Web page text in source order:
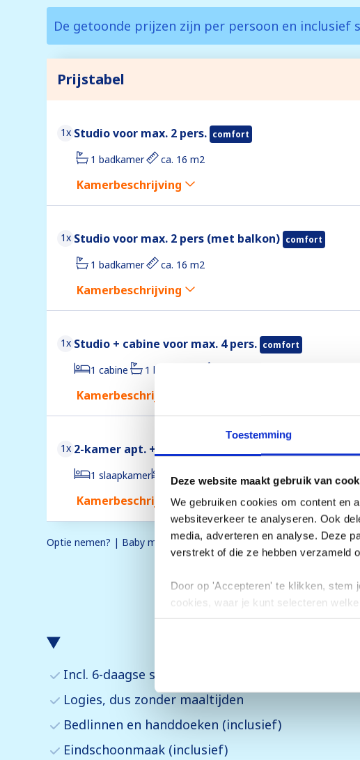
Toestemming
Deze website maakt gebruik van
We gebruiken cookies om content en
websiteverkeer te analyseren. Ook
media, adverteren en analyse. Deze
verstrekt of die ze hebben verzameld
Door op 'Accepteren' te klikken, stem
cookies, waar je kunt selecteren
De getoonde prijzen zijn per persoon en inclusief
Prijstabel
1x Studio voor max. 2 pers. comfort
1 badkamer ca. 16 m2
Kamerbeschrijving
1x Studio voor max. 2 pers (met balkon) comfort
1 badkamer ca. 16 m2
Kamerbeschrijving
1x Studio + cabine voor max. 4 pers. comfort
1 cabine 1 badkamer
Kamerbeschrijving
1x 2-kamer apt. + cabine voor max. 6 pers.
1 slaapkamer 1 cabine 1 badkamer ca. 40 m2
Kamerbeschrijving
Optie nemen? | Baby mee? | Meerdere appartementen boeken? |
Incl. 6-daagse skipas voor Val Thorens (150 km)
Logies, dus zonder maaltijden
Bedlinnen en handdoeken (inclusief)
Eindschoonmaak (inclusief)